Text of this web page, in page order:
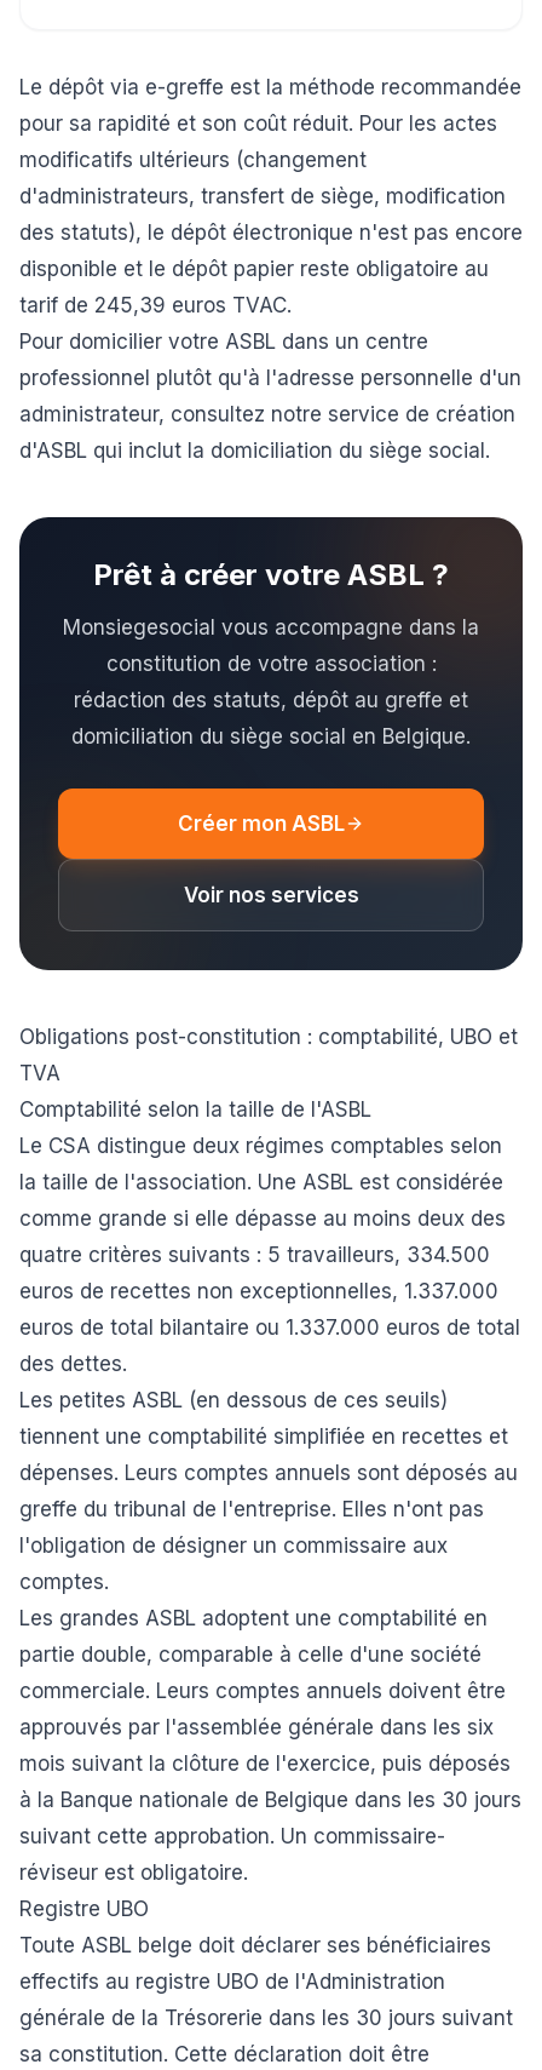
Le dépôt via e-greffe est la méthode recommandée
pour sa rapidité et son coût réduit. Pour les actes
modificatifs ultérieurs (changement
d'administrateurs, transfert de siège, modification
des statuts), le dépôt électronique n'est pas encore
disponible et le dépôt papier reste obligatoire au
tarif de 245,39 euros TVAC.
Pour domicilier votre ASBL dans un centre
professionnel plutôt qu'à l'adresse personnelle d'un
administrateur, consultez notre service de création
d'ASBL qui inclut la domiciliation du siège social.
Prêt à créer votre ASBL ?
Monsiegesocial vous accompagne dans la
constitution de votre association :
rédaction des statuts, dépôt au greffe et
domiciliation du siège social en Belgique.
Créer mon ASBL
Voir nos services
Obligations post-constitution : comptabilité, UBO et
TVA
Comptabilité selon la taille de l'ASBL
Le CSA distingue deux régimes comptables selon
la taille de l'association. Une ASBL est considérée
comme grande si elle dépasse au moins deux des
quatre critères suivants : 5 travailleurs, 334.500
euros de recettes non exceptionnelles, 1.337.000
euros de total bilantaire ou 1.337.000 euros de total
des dettes.
Les petites ASBL (en dessous de ces seuils)
tiennent une comptabilité simplifiée en recettes et
dépenses. Leurs comptes annuels sont déposés au
greffe du tribunal de l'entreprise. Elles n'ont pas
l'obligation de désigner un commissaire aux
comptes.
Les grandes ASBL adoptent une comptabilité en
partie double, comparable à celle d'une société
commerciale. Leurs comptes annuels doivent être
approuvés par l'assemblée générale dans les six
mois suivant la clôture de l'exercice, puis déposés
à la Banque nationale de Belgique dans les 30 jours
suivant cette approbation. Un commissaire-
réviseur est obligatoire.
Registre UBO
Toute ASBL belge doit déclarer ses bénéficiaires
effectifs au registre UBO de l'Administration
générale de la Trésorerie dans les 30 jours suivant
sa constitution. Cette déclaration doit être